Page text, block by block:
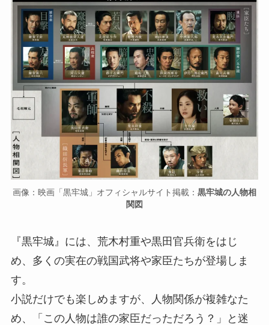
画像：映画「黒牢城」オフィシャルサイト掲載： 黒牢城の人物相
関図
『黒牢城』には、荒木村重や黒田官兵衛をはじ
め、多くの実在の戦国武将や家臣たちが登場しま
す。
小説だけでも楽しめますが、人物関係が複雑なた
め、「この人物は誰の家臣だっただろう？」と迷